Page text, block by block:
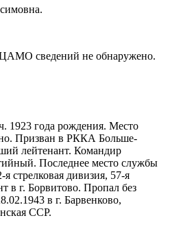
сведений не обнаружено.
1923 года рождения. Место
Призван в РККА Больше-
лейтенант. Командир
Последнее место службы
стрелковая дивизия, 57-я
г. Борвитово. Пропал без
в г. Барвенково,
ССР.